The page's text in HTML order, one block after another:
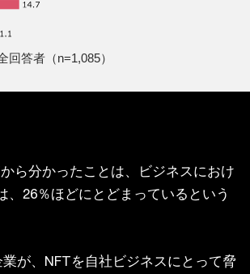
回答者（n=1,085）
ら分かったことは、ビジネスにおけ
、26％ほどにとどまっているという
が、NFTを自社ビジネスにとって脅